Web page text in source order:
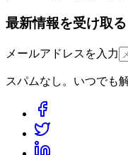
最新情報を受け取る
メールアドレスを入力
スパムなし。いつでも